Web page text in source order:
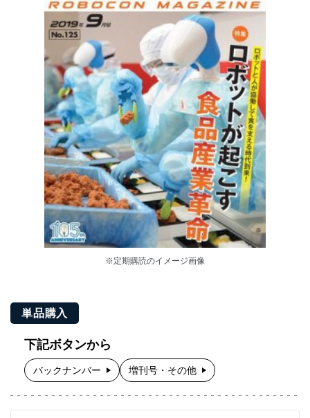
※定期購読のイメージ画像
単品購入
下記ボタンから
バックナンバー 増刊号・その他